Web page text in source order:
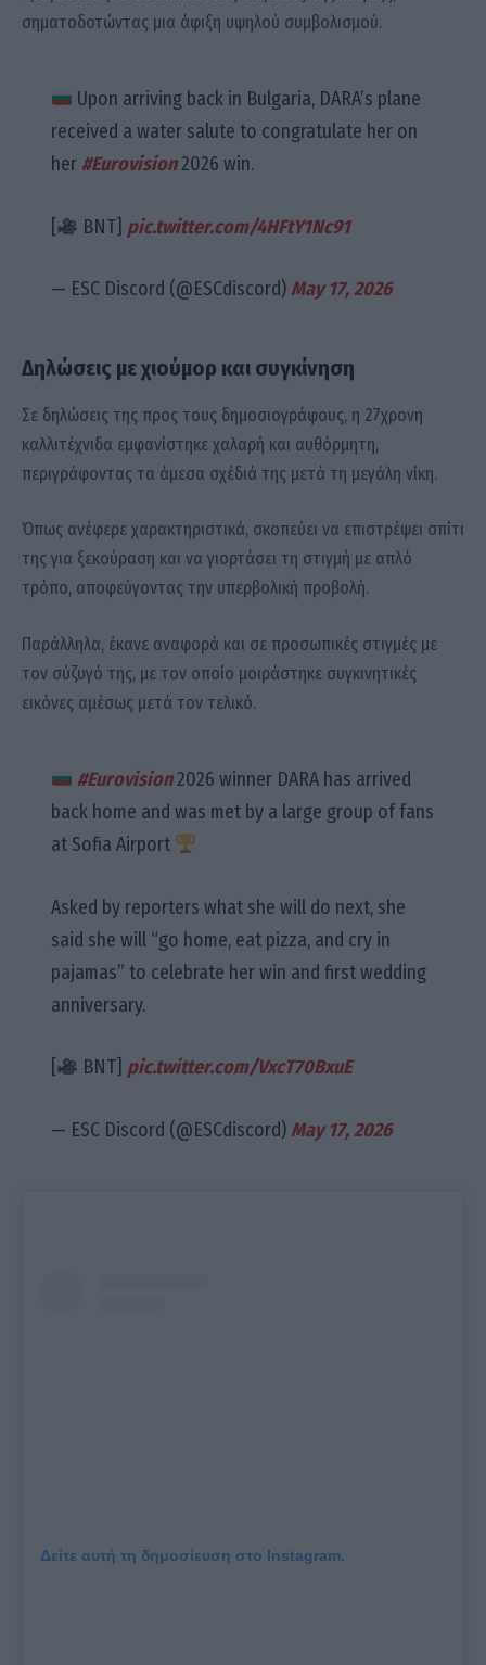
σηματοδοτώντας μια άφιξη υψηλού συμβολισμού.
Upon arriving back in Bulgaria, DARA’s plane
received a water salute to congratulate her on
her #Eurovision2026 win.
BNT] pic.twitter.com/4HFtY1Nc91
— ESC Discord (@ESCdiscord) May 17, 2026
Δηλώσεις με χιούμορ και συγκίνηση
Σε δηλώσεις της προς τους δημοσιογράφους, η 27χρονη
καλλιτέχνιδα εμφανίστηκε χαλαρή και αυθόρμητη,
περιγράφοντας τα άμεσα σχέδιά της μετά τη μεγάλη νίκη.
Όπως ανέφερε χαρακτηριστικά, σκοπεύει να επιστρέψει σπίτι
της για ξεκούραση και να γιορτάσει τη στιγμή με απλό
τρόπο, αποφεύγοντας την υπερβολική προβολή.
Παράλληλα, έκανε αναφορά και σε προσωπικές στιγμές με
τον σύζυγό της, με τον οποίο μοιράστηκε συγκινητικές
εικόνες αμέσως μετά τον τελικό.
#Eurovision2026 winner DARA has arrived
back home and was met by a large group of fans
at Sofia Airport
Asked by reporters what she will do next, she
said she will “go home, eat pizza, and cry in
pajamas” to celebrate her win and first wedding
anniversary.
BNT] pic.twitter.com/VxcT70BxuE
— ESC Discord (@ESCdiscord) May 17, 2026
Δείτε αυτή τη δημοσίευση στο Instagram.